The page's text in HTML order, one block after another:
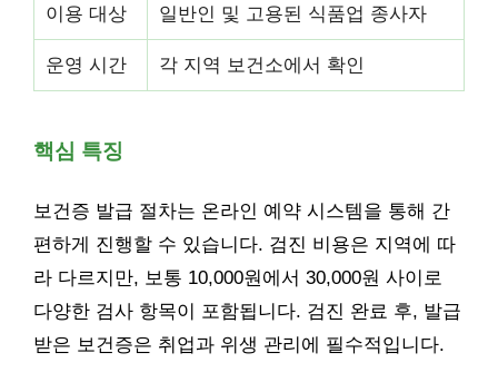
이용 대상 일반인 및 고용된 식품업 종사자
운영 시간 각 지역 보건소에서 확인
핵심 특징
보건증 발급 절차는 온라인 예약 시스템을 통해 간
편하게 진행할 수 있습니다. 검진 비용은 지역에 따
라 다르지만, 보통 10,000원에서 30,000원 사이로
다양한 검사 항목이 포함됩니다. 검진 완료 후, 발급
받은 보건증은 취업과 위생 관리에 필수적입니다.